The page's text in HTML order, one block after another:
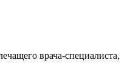
врача-специалиста,